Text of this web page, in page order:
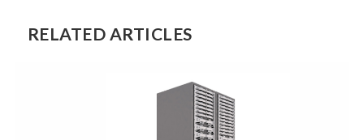
RELATED ARTICLES